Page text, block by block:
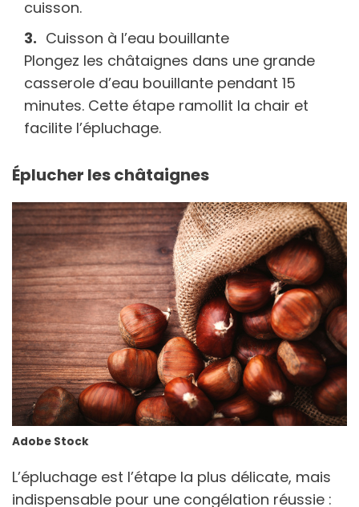
cuisson.
Cuisson à l’eau bouillante
Plongez les châtaignes dans une grande
casserole d’eau bouillante pendant 15
minutes. Cette étape ramollit la chair et
facilite l’épluchage.
Éplucher les châtaignes
Adobe Stock
L’épluchage est l’étape la plus délicate, mais
indispensable pour une congélation réussie :